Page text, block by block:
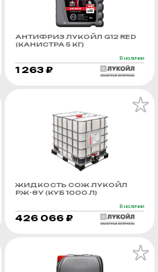
АНТИФРИЗ ЛУКОЙЛ G12 RED
(КАНИСТРА 5 КГ)
В наличии
1 263 ₽
ЖИДКОСТЬ СОЖ ЛУКОЙЛ
РЖ-8У (КУБ 1000 Л)
В наличии
426 066 ₽